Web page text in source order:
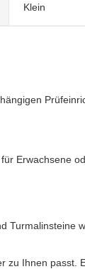
Klein
Erwachsene
Ihnen passt.